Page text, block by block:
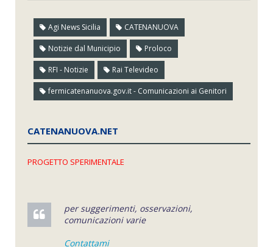
Agi News Sicilia CATENANUOVA
Notizie dal Municipio Proloco
RFI - Notizie Rai Televideo
fermicatenanuova.gov.it - Comunicazioni ai Genitori
CATENANUOVA.NET
PROGETTO SPERIMENTALE
per suggerimenti, osservazioni,
comunicazioni varie
Contattami